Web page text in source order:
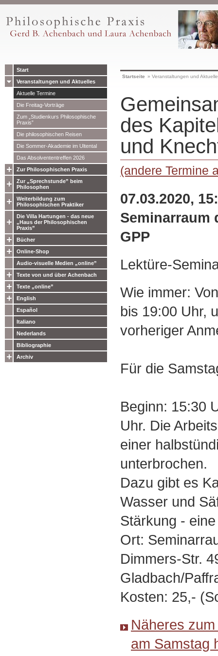
Start
Veranstaltungen und Aktuelles
Aktuelle Termine
Die Freitag-Vorträge
Zum „Studienkurs Philosophische
Praxis”
Die philosophischen Reisen
Die Sommer-Akademie im Ultental
Das Absolvententreffen 2026
Zur Philosophischen Praxis
Zur „Sprechstunde” beim
Philosophen
Weiterbildung zum
Philosophischen Praktiker
Die Villa Hartungen - das neue
„Haus der Philosophischen
Praxis”
Bücher
Online-Shop
Audio-visuelle Medien „online”
Texte von und über Achenbach
Texte „online”
English
Español
Italiano
Nederlands
Bibliographie
Archiv
Startseite » Veranstaltungen und
des
und
(andere Termine
07.03.2020,
Seminarraum
GPP
Lektüre-
Wie immer:
bis 19:00 Uhr,
vorheriger
Für die
Beginn: 15:30
Uhr. Die
einer
unterbrochen.
Dazu gibt es
Wasser und
Stärkung -
Ort:
Dimmers-Str.
Gladbach/
Kosten: 25,-
Näheres
am Samstag